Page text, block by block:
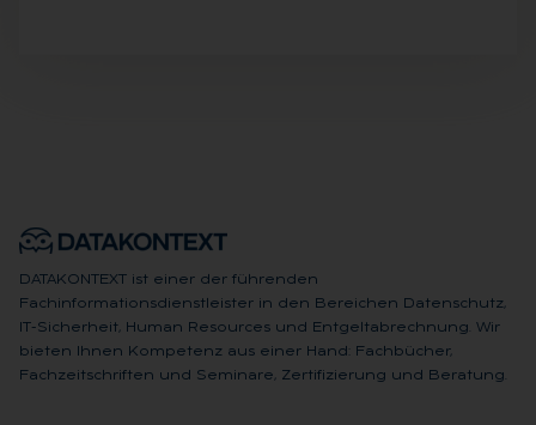
DATAKONTEXT ist einer der führenden
Fachinformationsdienstleister in den Bereichen Datenschutz,
IT-Sicherheit, Human Resources und Entgeltabrechnung. Wir
bieten Ihnen Kompetenz aus einer Hand: Fachbücher,
Fachzeitschriften und Seminare, Zertifizierung und Beratung.